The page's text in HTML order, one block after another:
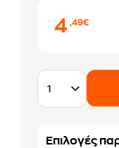
4,49€
1
Επιλογές